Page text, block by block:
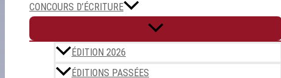
CONCOURS D’ÉCRITURE
ÉDITION 2026
ÉDITIONS PASSÉES